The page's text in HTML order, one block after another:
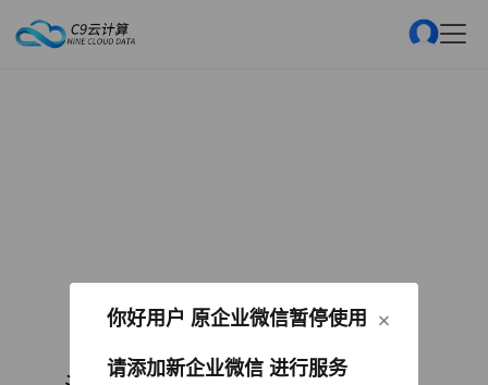
你好用户 原企业微信暂停使用
请添加新企业微信 进行服务
×